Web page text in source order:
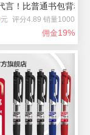
快充
言！比普通书包背着
元 评分4.89 销量1000
佣金19%